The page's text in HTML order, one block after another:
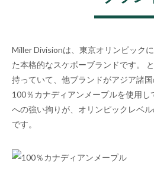
Miller Divisionは、東京オリンピック
た本格的なスケボーブランドです。
持っていて、他ブランドがアジア諸国
100％カナディアンメープルを使用
への強い拘りが、オリンピックレベ
です。